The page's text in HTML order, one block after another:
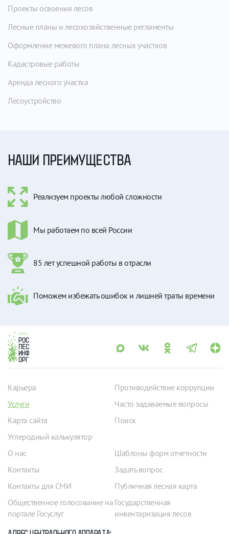
Проекты освоения лесов
Лесные планы и лесохозяйственные регламенты
Оформление межевого плана лесных участков
Кадастровые работы
Аренда лесного участка
Лесоустройство
НАШИ ПРЕИМУЩЕСТВА
Реализуем проекты любой сложности
Мы работаем по всей России
85 лет успешной работы в отрасли
Поможем избежать ошибок и лишней траты времени
Карьера
Услуги
Карта сайта
Углеродный калькулятор
Противодействие коррупции
Часто задаваемые вопросы
Поиск
О нас
Контакты
Контакты для СМИ
Общественное голосование на
портале Госуслуг
Шаблоны форм отчетности
Задать вопрос
Публичная лесная карта
Государственная
инвентаризация лесов